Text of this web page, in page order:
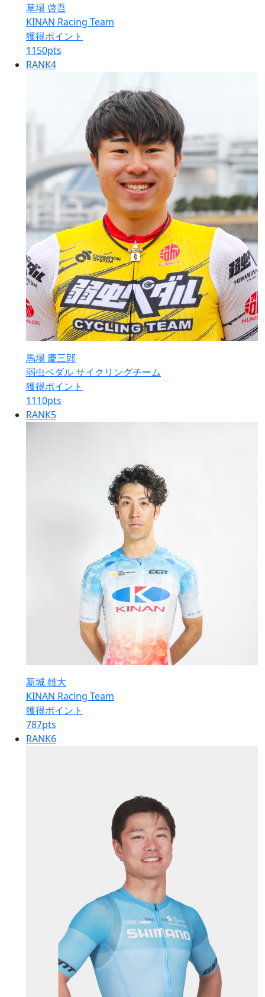
草場 啓吾
KINAN Racing Team
獲得ポイント
1150pts
RANK4
馬場 慶三郎
弱虫ペダル サイクリングチーム
獲得ポイント
1110pts
RANK5
新城 雄大
KINAN Racing Team
獲得ポイント
787pts
RANK6